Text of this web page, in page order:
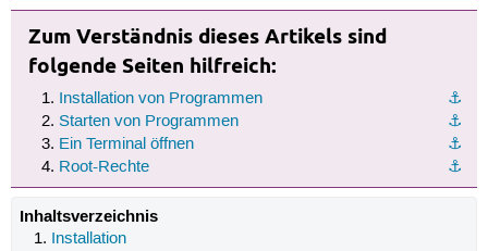
Zum Verständnis dieses Artikels sind
folgende Seiten hilfreich:
⚓︎
Installation von Programmen
⚓︎
Starten von Programmen
⚓︎
Ein Terminal öffnen
⚓︎
Root-Rechte
Inhaltsverzeichnis
Installation